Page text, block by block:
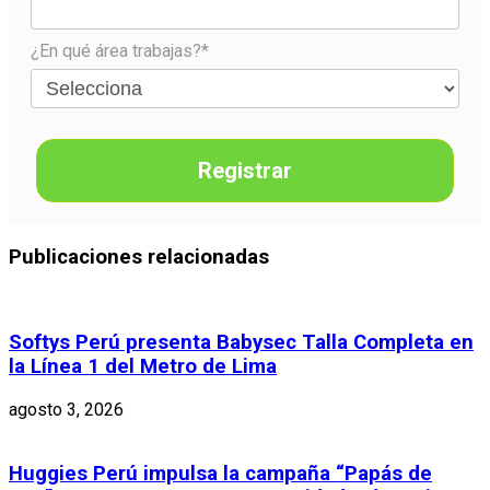
¿En qué área trabajas?*
Registrar
Publicaciones relacionadas
Softys Perú presenta Babysec Talla Completa en
la Línea 1 del Metro de Lima
agosto 3, 2026
Huggies Perú impulsa la campaña “Papás de